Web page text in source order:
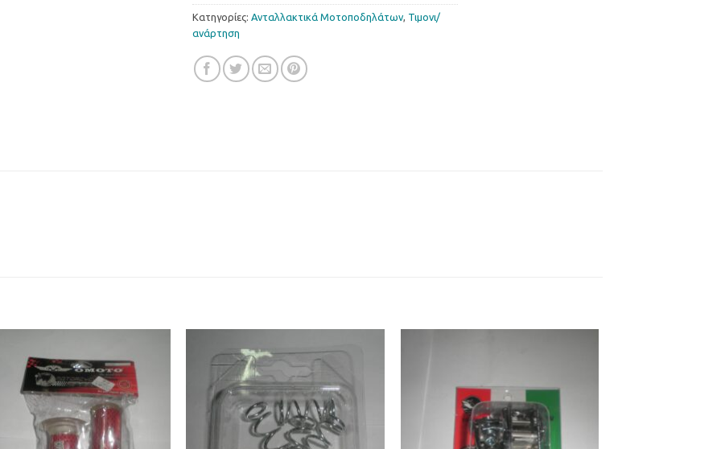
Κατηγορίες: Ανταλλακτικά Μοτοποδηλάτων, Τιµονι/
ανάρτηση
Προσθήκη
στη Λίστα
Επιθυμιών
στη Λίστα
Επιθυμιών